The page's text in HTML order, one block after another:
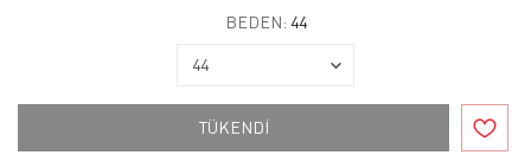
BEDEN: 44
TÜKENDİ